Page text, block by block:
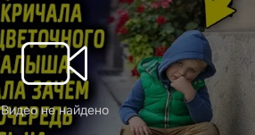
Видео не найдено